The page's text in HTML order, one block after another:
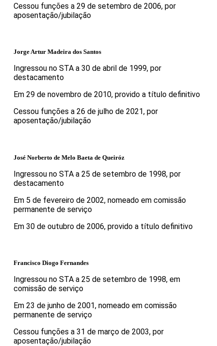
Cessou funções a 29 de setembro de 2006, por
aposentação/jubilação
Jorge Artur Madeira dos Santos
Ingressou no STA a 30 de abril de 1999, por
destacamento
Em 29 de novembro de 2010, provido a título definitivo
Cessou funções a 26 de julho de 2021, por
aposentação/jubilação
José Norberto de Melo Baeta de Queiróz
Ingressou no STA a 25 de setembro de 1998, por
destacamento
Em 5 de fevereiro de 2002, nomeado em comissão
permanente de serviço
Em 30 de outubro de 2006, provido a título definitivo
Francisco Diogo Fernandes
Ingressou no STA a 25 de setembro de 1998, em
comissão de serviço
Em 23 de junho de 2001, nomeado em comissão
permanente de serviço
Cessou funções a 31 de março de 2003, por
aposentação/jubilação